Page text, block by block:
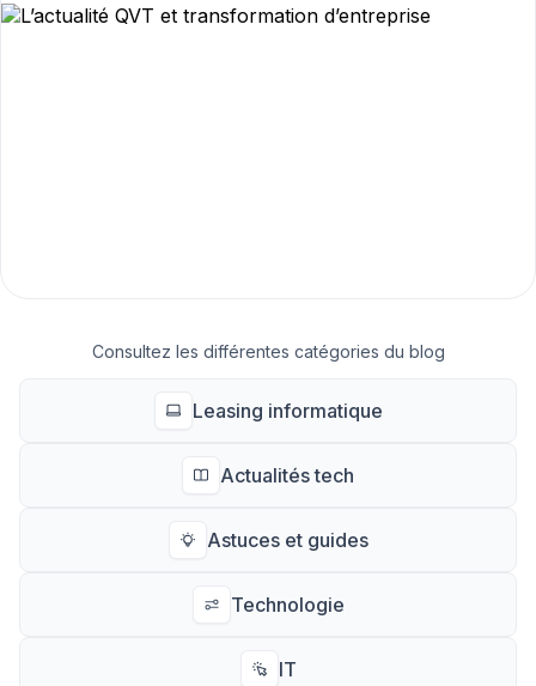
Consultez les différentes catégories du blog
Leasing informatique
Actualités tech
Astuces et guides
Technologie
IT